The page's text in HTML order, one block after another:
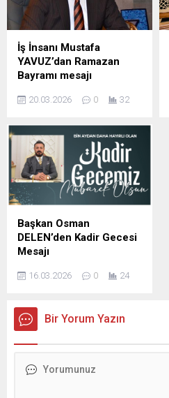
İş İnsanı Mustafa
YAVUZ’dan Ramazan
Bayramı mesajı
Başkanı ve İş insanı Mustafa
dolayısıyla mesaj yayımladı;
İş insanı Mustafa Yavuz
Mesajında şunları kaydetti,
Ramazan ayının manevi
ikliminde sabır, yardımlaşma
ve dayanışma duygularının
güçlendiğini belirterek,
bayramların ise bu güzel
değerlerin toplumun her
kesimine yayıldığı müstesna
zamanlar olduğunu ifade
20.03.2026 0 32
Başkan Osman
DELEN’den Kadir Gecesi
Mesajı
Kurulu Başkanı ve
Osman Delen, mübarek
Kadir Gecesi dolayısıyla bir
Gecesi’nin İslam âlemi için
16.03.2026 0 24
Bir Yorum Yazın